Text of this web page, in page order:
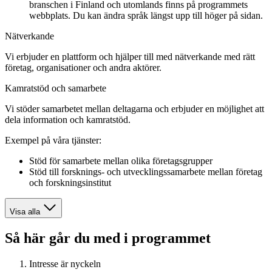
branschen i Finland och utomlands finns på programmets
webbplats. Du kan ändra språk längst upp till höger på sidan.
Nätverkande
Vi erbjuder en plattform och hjälper till med nätverkande med rätt
företag, organisationer och andra aktörer.
Kamratstöd och samarbete
Vi stöder samarbetet mellan deltagarna och erbjuder en möjlighet att
dela information och kamratstöd.
Exempel på våra tjänster:
Stöd för samarbete mellan olika företagsgrupper
Stöd till forsknings- och utvecklingssamarbete mellan företag
och forskningsinstitut
Visa alla
Så här går du med i programmet
Intresse är nyckeln